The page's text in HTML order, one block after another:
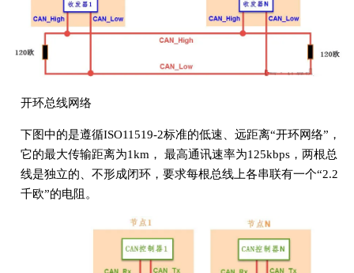
开环总线网络
下图中的是遵循ISO11519-2标准的低速、远距离“开环网络”，
它的最大传输距离为1km， 最高通讯速率为125kbps，两根总
线是独立的、不形成闭环，要求每根总线上各串联有一个“2.2
千欧”的电阻。